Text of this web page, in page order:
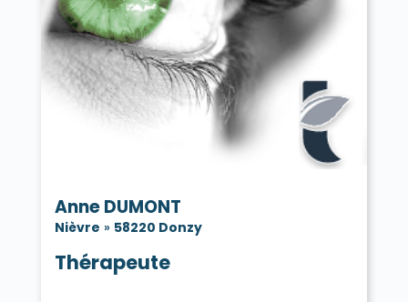
Anne DUMONT
Nièvre » 58220 Donzy
Thérapeute